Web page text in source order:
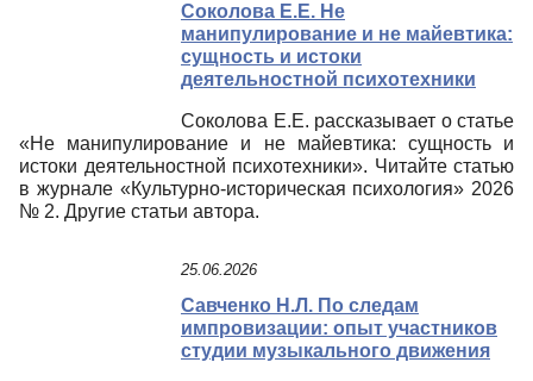
Соколова Е.Е. Не
манипулирование и не майевтика:
сущность и истоки
деятельностной психотехники
Соколова Е.Е. рассказывает о статье
«Не манипулирование и не майевтика: сущность и
истоки деятельностной психотехники». Читайте статью
в журнале «Культурно-историческая психология» 2026
№ 2. Другие статьи автора.
25.06.2026
Савченко Н.Л. По следам
импровизации: опыт участников
студии музыкального движения